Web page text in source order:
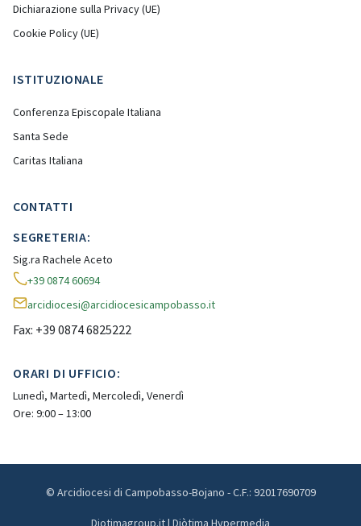
Dichiarazione sulla Privacy (UE)
Cookie Policy (UE)
ISTITUZIONALE
Conferenza Episcopale Italiana
Santa Sede
Caritas Italiana
CONTATTI
SEGRETERIA:
Sig.ra Rachele Aceto
+39 0874 60694
arcidiocesi@arcidiocesicampobasso.it
Fax: +39 0874 6825222
ORARI DI UFFICIO:
Lunedì, Martedì, Mercoledì, Venerdì
Ore: 9:00 – 13:00
© Arcidiocesi di Campobasso-Bojano - C.F.: 92017690709
Diotimagroup.it | Diòtima Hypermedia